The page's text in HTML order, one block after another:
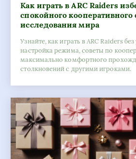
Как играть в ARC Raiders
спокойного кооперативного
исследования мира
Узнайте, как играть в ARC Raiders без
настройка режима, советы по
максимально комфортного
столкновений с другими игроками.